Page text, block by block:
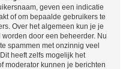
geven een indicatie
of om bepaalde gebruikers te
Over het algemeen kun je je
door een beheerder. Nu
spammen met onzinnig veel
heeft zelfs mogelijk het
moderator kunnen je berichten